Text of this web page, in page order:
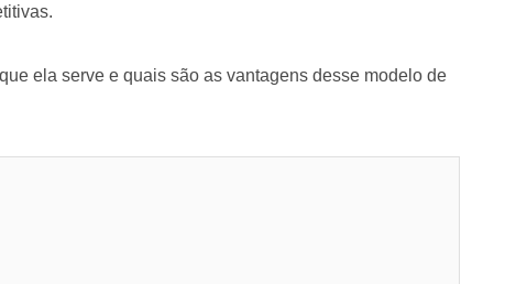
ela serve e quais são as vantagens desse modelo de